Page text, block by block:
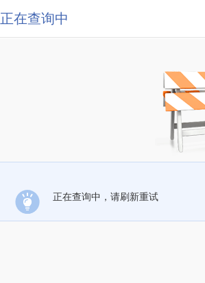
正在查询中
正在查询中，请刷新重试